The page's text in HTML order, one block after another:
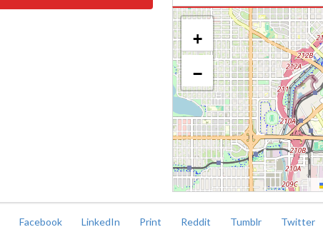
+
−
Facebook LinkedIn Print Reddit Tumblr Twitter